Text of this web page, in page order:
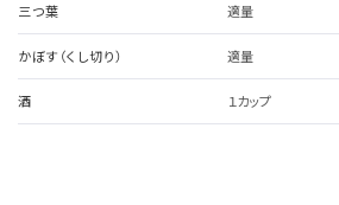
三つ葉 適量
かぼす（くし切り） 適量
酒 １カップ